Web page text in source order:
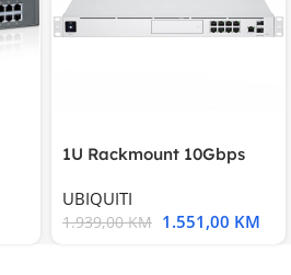
1U Rackmount 10Gbps
UBIQUITI
1.939,00KM 1.551,00 KM